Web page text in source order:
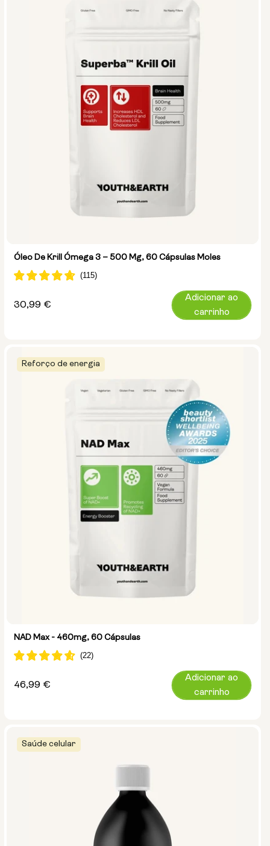
Óleo De Krill Ómega 3 – 500 Mg, 60 Cápsulas Moles
Preço
30,99 €
Adicionar ao
carrinho
Reforço de energia
NAD Max - 460mg, 60 Cápsulas
Preço
46,99 €
Adicionar ao
carrinho
Saúde celular